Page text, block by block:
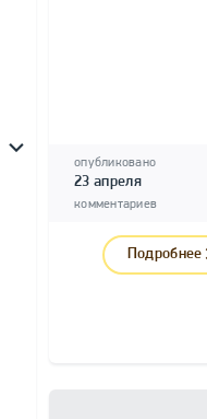
опубликовано
23 апреля
комментариев
Подробнее